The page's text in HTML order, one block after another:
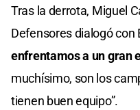
Tras la derrota, Miguel
Defensores dialogó con
enfrentamos a un gran
muchísimo, son los
tienen buen equipo”.